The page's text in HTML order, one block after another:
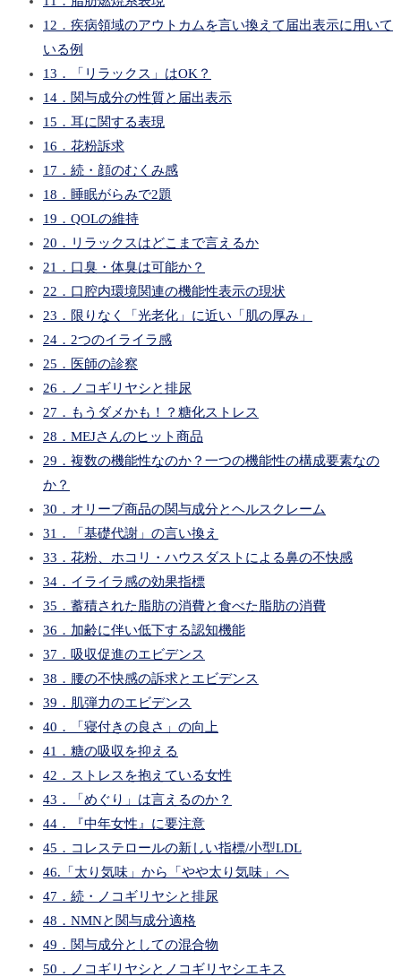
12．疾病領域のアウトカムを言い換えて届出表示に用いて
いる例
13．「リラックス」はOK？
14．関与成分の性質と届出表示
15．耳に関する表現
16．花粉訴求
17．続・顔のむくみ感
18．睡眠がらみで2題
19．QOLの維持
20．リラックスはどこまで言えるか
21．口臭・体臭は可能か？
22．口腔内環境関連の機能性表示の現状
23．限りなく「光老化」に近い「肌の厚み」
24．2つのイライラ感
25．医師の診察
26．ノコギリヤシと排尿
27．もうダメかも！？糖化ストレス
28．MEJさんのヒット商品
29．複数の機能性なのか？一つの機能性の構成要素なの
か？
30．オリーブ商品の関与成分とヘルスクレーム
31．「基礎代謝」の言い換え
33．花粉、ホコリ・ハウスダストによる鼻の不快感
34．イライラ感の効果指標
35．蓄積された脂肪の消費と食べた脂肪の消費
36．加齢に伴い低下する認知機能
37．吸収促進のエビデンス
38．腰の不快感の訴求とエビデンス
39．肌弾力のエビデンス
40．「寝付きの良さ」の向上
41．糖の吸収を抑える
42．ストレスを抱えている女性
43．「めぐり」は言えるのか？
44．『中年女性』に要注意
45．コレステロールの新しい指標/小型LDL
46.「太り気味」から「やや太り気味」へ
47．続・ノコギリヤシと排尿
48．NMNと関与成分適格
49．関与成分としての混合物
50．ノコギリヤシとノコギリヤシエキス